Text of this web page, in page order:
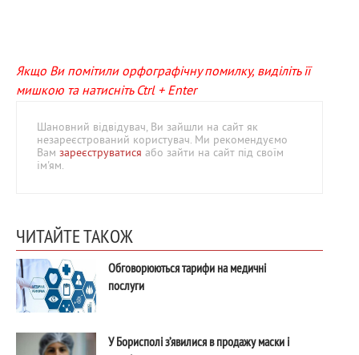
Якщо Ви помітили орфографічну помилку, виділіть її
мишкою та натисніть Ctrl + Enter
Шановний відвідувач, Ви зайшли на сайт як
незареєстрований користувач. Ми рекомендуємо
Вам зареєструватися або зайти на сайт під своїм
ім'ям.
ЧИТАЙТЕ ТАКОЖ
Обговорюються тарифи на медичні
послуги
У Борисполі з’явилися в продажу маски і